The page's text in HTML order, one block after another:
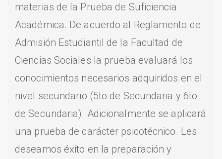
materias de la Prueba de Suficiencia
Académica. De acuerdo al Reglamento de
Admisión Estudiantil de la Facultad de
Ciencias Sociales la prueba evaluará los
conocimientos necesarios adquiridos en el
nivel secundario (5to de Secundaria y 6to
de Secundaria). Adicionalmente se aplicará
una prueba de carácter psicotécnico. Les
deseamos éxito en la preparación y